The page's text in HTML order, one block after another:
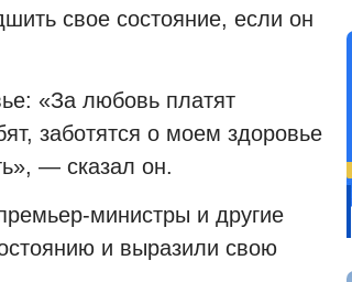
свое состояние, если он
«За любовь платят
заботятся о моем здоровье
— сказал он.
министры и другие
и выразили свою